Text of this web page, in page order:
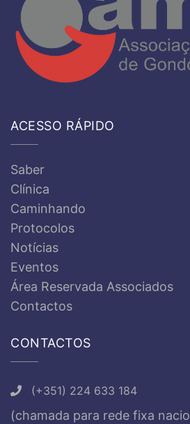
ACESSO RÁPIDO
Saber
Clínica
Caminhando
Protocolos
Notícias
Eventos
Área Reservada Associados
Contactos
CONTACTOS
(+351) 224 633 184
(chamada para rede fixa